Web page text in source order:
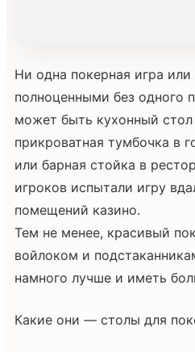
Ни одна покерная игра или
полноценными без одного
может быть кухонный
прикроватная тумбочка в
или барная стойка в
игроков испытали игру
помещений казино.
Тем не менее, красивый
войлоком и
намного лучше и иметь
Какие они — столы для